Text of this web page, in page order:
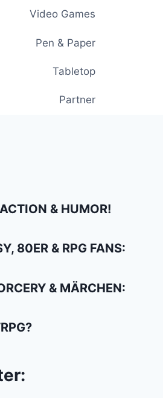
Video Games
Pen & Paper
Tabletop
Partner
& HUMOR!
80ER & RPG FANS:
& MÄRCHEN: